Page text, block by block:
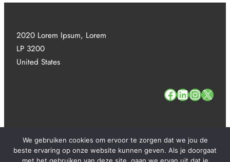
2020 Lorem Ipsum, Lorem
LP 3200
United States
# # # #
We gebruiken cookies om ervoor te zorgen dat we jou de
beste ervaring op onze website kunnen geven. Als je doorgaat